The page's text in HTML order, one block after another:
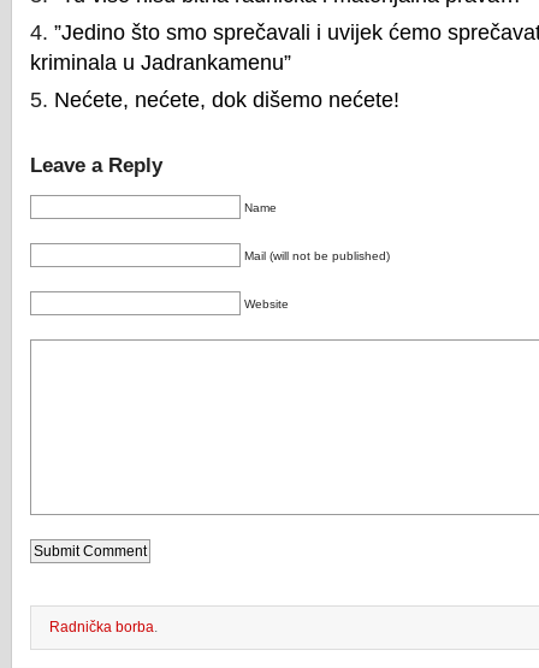
”Jedino što smo sprečavali i uvijek ćemo
kriminala u Jadrankamenu”
Nećete, nećete, dok dišemo nećete!
Leave a Reply
Name
Mail (will not be published)
Website
Radnička borba.